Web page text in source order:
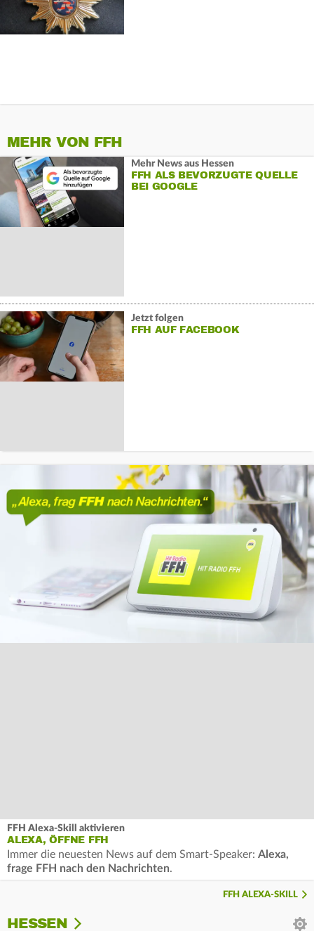
MEHR VON FFH
Mehr News aus Hessen
FFH ALS BEVORZUGTE QUELLE
BEI GOOGLE
Jetzt folgen
FFH AUF FACEBOOK
FFH Alexa-Skill aktivieren
ALEXA, ÖFFNE FFH
Immer die neuesten News auf dem Smart-Speaker: Alexa,
frage FFH nach den Nachrichten.
FFH ALEXA-SKILL
HESSEN